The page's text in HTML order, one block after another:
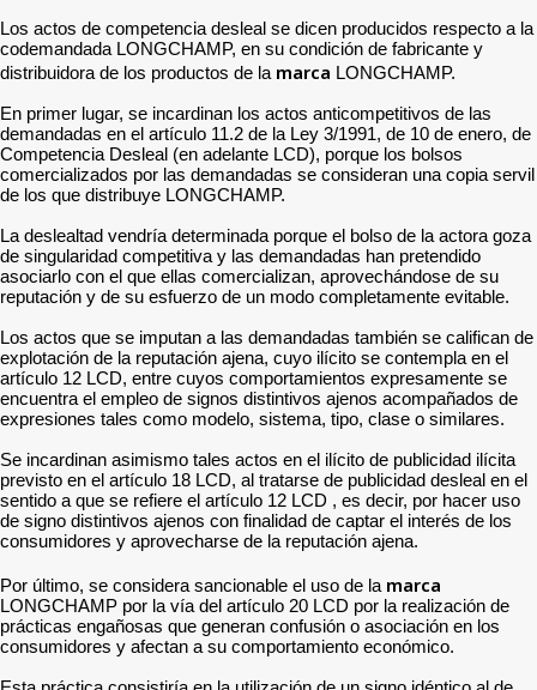
Los actos de competencia desleal se dicen producidos respecto a la
codemandada LONGCHAMP, en su condición de fabricante y
distribuidora de los productos de la marca LONGCHAMP.
En primer lugar, se incardinan los actos anticompetitivos de las
demandadas en el artículo 11.2 de la Ley 3/1991, de 10 de enero, de
Competencia Desleal (en adelante LCD), porque los bolsos
comercializados por las demandadas se consideran una copia servil
de los que distribuye LONGCHAMP.
La deslealtad vendría determinada porque el bolso de la actora goza
de singularidad competitiva y las demandadas han pretendido
asociarlo con el que ellas comercializan, aprovechándose de su
reputación y de su esfuerzo de un modo completamente evitable.
Los actos que se imputan a las demandadas también se califican de
explotación de la reputación ajena, cuyo ilícito se contempla en el
artículo 12 LCD, entre cuyos comportamientos expresamente se
encuentra el empleo de signos distintivos ajenos acompañados de
expresiones tales como modelo, sistema, tipo, clase o similares.
Se incardinan asimismo tales actos en el ilícito de publicidad ilícita
previsto en el artículo 18 LCD, al tratarse de publicidad desleal en el
sentido a que se refiere el artículo 12 LCD , es decir, por hacer uso
de signo distintivos ajenos con finalidad de captar el interés de los
consumidores y aprovecharse de la reputación ajena.
Por último, se considera sancionable el uso de la marca
LONGCHAMP por la vía del artículo 20 LCD por la realización de
prácticas engañosas que generan confusión o asociación en los
consumidores y afectan a su comportamiento económico.